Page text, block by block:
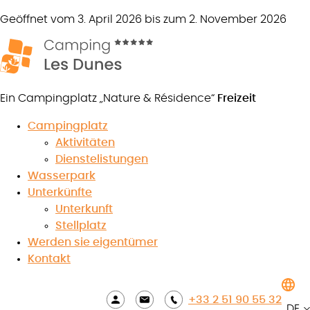
Geöffnet vom 3. April 2026 bis zum 2. November 2026
Ein Campingplatz „Nature & Résidence“ Freizeit
Campingplatz
Aktivitäten
Dienstelistungen
Wasserpark
Unterkünfte
Unterkunft
Stellplatz
Werden sie eigentümer
Kontakt
+33 2 51 90 55 32